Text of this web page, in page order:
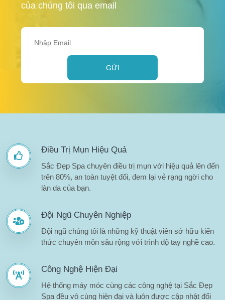
của chúng tôi qua email
GỬI
Điều Trị Mụn Hiệu Quả
Sắc Đẹp Spa chuyên điều trị mụn với hiệu quả lên đến
trên 80%, an toàn tuyệt đối, đem lại vẻ rạng ngời cho
làn da của bạn.
Đội Ngũ Chuyên Nghiệp
Đội ngũ chúng tôi là những kỹ thuật viên sở hữu kiến
thức chuyên môn sâu rộng với trình độ tay nghề cao.
Công Nghệ Hiện Đại
Hệ thống máy móc cùng các công nghệ tại Sắc Đẹp
Spa đều vô cùng hiện đại và luôn được cập nhật đổi